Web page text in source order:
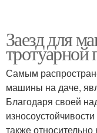
Заезд для
тротуарной
Самым
машины на даче,
Благодаря своей
также